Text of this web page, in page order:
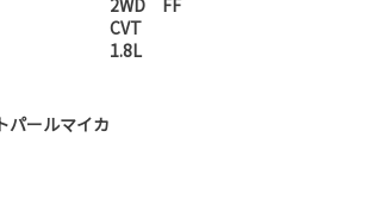
CVT
1.8L
パールマイカ